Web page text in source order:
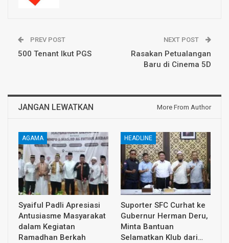
PREV POST
500 Tenant Ikut PGS
NEXT POST
Rasakan Petualangan
Baru di Cinema 5D
JANGAN LEWATKAN More From Author
AGAMA
Syaiful Padli Apresiasi
Antusiasme Masyarakat
dalam Kegiatan
Ramadhan Berkah
HEADLINE
Suporter SFC Curhat ke
Gubernur Herman Deru,
Minta Bantuan
Selamatkan Klub dari…